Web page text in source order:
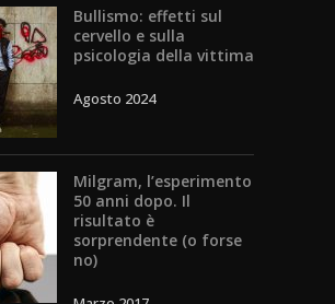
Bullismo: effetti sul
cervello e sulla
psicologia della vittima
Agosto 2024
Milgram, l’esperimento
50 anni dopo. Il
risultato è
sorprendente (o forse
no)